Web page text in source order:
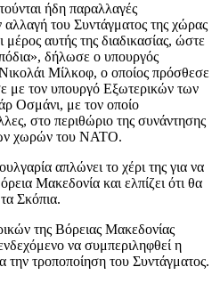
ήδη παραλλαγές
αλλαγή του Συντάγματος της χώρας
μέρος αυτής της διαδικασίας, ώστε
δήλωσε ο υπουργός
Μίλκοφ, ο οποίος πρόσθεσε
με τον υπουργό Εξωτερικών των
Οσμάνι, με τον οποίο
στο περιθώριο της συνάντησης
χωρών του ΝΑΤΟ.
απλώνει το χέρι της για να
Μακεδονία και ελπίζει ότι θα
Σκόπια.
της Βόρειας Μακεδονίας
να συμπεριληφθεί η
την τροποποίηση του Συντάγματος.